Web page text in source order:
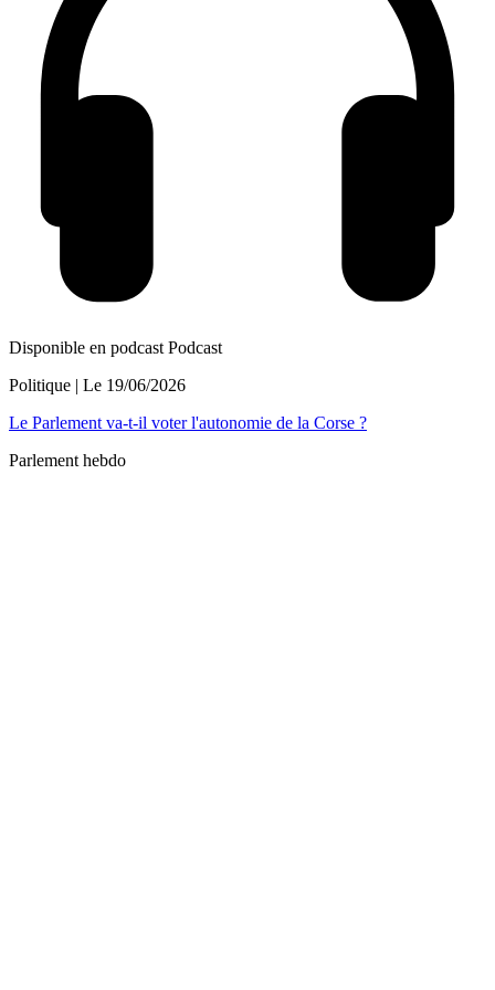
Disponible en podcast Podcast
Politique | Le 19/06/2026
Le Parlement va-t-il voter l'autonomie de la Corse ?
Parlement hebdo